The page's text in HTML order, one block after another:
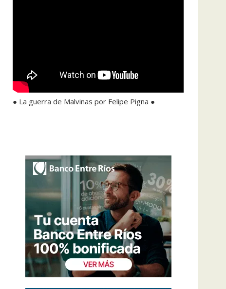
● La guerra de Malvinas por Felipe Pigna ●